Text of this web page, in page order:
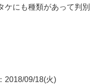
ケにも種類があって判別
：2018/09/18(火)